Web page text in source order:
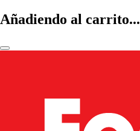
Añadiendo al carrito...